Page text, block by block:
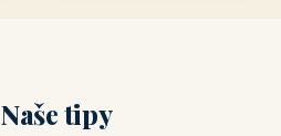
Naše tipy